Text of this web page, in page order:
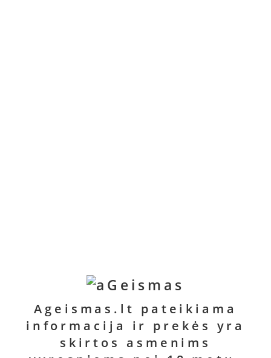
Ageismas.lt pateikiama
informacija ir prekės yra
skirtos asmenims